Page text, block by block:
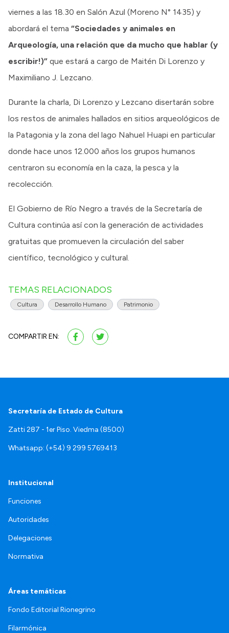
viernes a las 18.30 en Salón Azul (Moreno N° 1435) y
abordará el tema “Sociedades y animales en
Arqueología, una relación que da mucho que hablar (y
escribir!)” que estará a cargo de Maitén Di Lorenzo y
Maximiliano J. Lezcano.
Durante la charla, Di Lorenzo y Lezcano disertarán sobre
los restos de animales hallados en sitios arqueológicos de
la Patagonia y la zona del lago Nahuel Huapi en particular
donde hace unos 12.000 años los grupos humanos
centraron su economía en la caza, la pesca y la
recolección.
El Gobierno de Río Negro a través de la Secretaría de
Cultura continúa así con la generación de actividades
gratuitas que promueven la circulación del saber
científico, tecnológico y cultural.
TEMAS RELACIONADOS
Cultura Desarrollo Humano Patrimonio
COMPARTIR EN:
Secretaría de Estado de Cultura
Zatti 287 - 1er Piso. Viedma (8500)
Whatsapp: (+54) 9 299 5769413
Institucional
Funciones
Autoridades
Delegaciones
Normativa
Áreas temáticas
Fondo Editorial Rionegrino
Filarmónica